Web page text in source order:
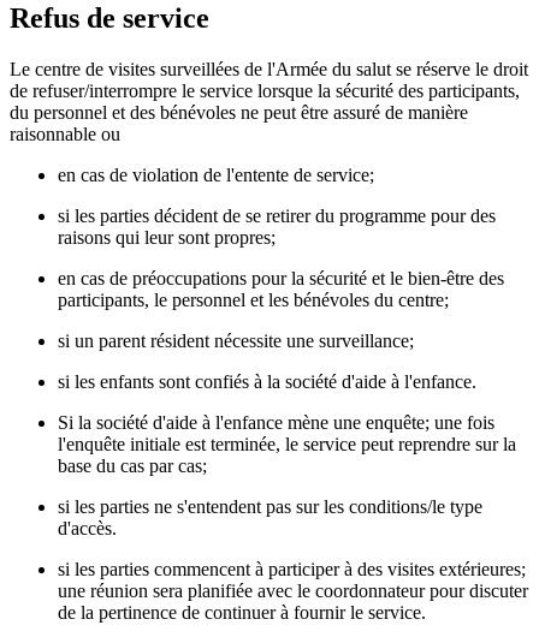
Refus de service
Le centre de visites surveillées de l'Armée du salut se réserve le droit
de refuser/interrompre le service lorsque la sécurité des participants,
du personnel et des bénévoles ne peut être assuré de manière
raisonnable ou
en cas de violation de l'entente de service;
si les parties décident de se retirer du programme pour des
raisons qui leur sont propres;
en cas de préoccupations pour la sécurité et le bien-être des
participants, le personnel et les bénévoles du centre;
si un parent résident nécessite une surveillance;
si les enfants sont confiés à la société d'aide à l'enfance.
Si la société d'aide à l'enfance mène une enquête; une fois
l'enquête initiale est terminée, le service peut reprendre sur la
base du cas par cas;
si les parties ne s'entendent pas sur les conditions/le type
d'accès.
si les parties commencent à participer à des visites extérieures;
une réunion sera planifiée avec le coordonnateur pour discuter
de la pertinence de continuer à fournir le service.